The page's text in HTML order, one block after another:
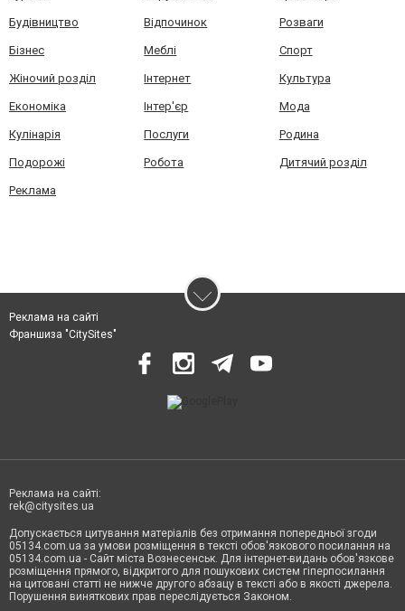
Будівництво Відпочинок Розваги
Бізнес Меблі Спорт
Жіночий розділ Інтернет Культура
Економіка Інтер'єр Мода
Кулінарія Послуги Родина
Подорожі Робота Дитячий розділ
Реклама
Реклама на сайті
Франшиза "CitySites"
Реклама на сайті:
rek@citysites.ua
Допускається цитування матеріалів без отримання попередньої згоди
05134.com.ua за умови розміщення в тексті обов'язкового посилання на
05134.com.ua - Сайт міста Вознесенськ. Для інтернет-видань обов'язкове
розміщення прямого, відкритого для пошукових систем гіперпосилання
на цитовані статті не нижче другого абзацу в тексті або в якості джерела.
Порушення виняткових прав переслідується Законом.